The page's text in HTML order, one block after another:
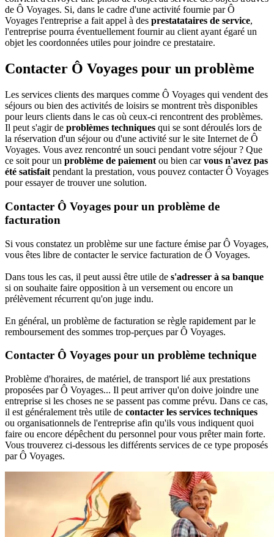
de Ô Voyages. Si, dans le cadre d'une activité fournie par Ô
Voyages l'entreprise a fait appel à des prestatataires de service,
l'entreprise pourra éventuellement fournir au client ayant égaré un
objet les coordonnées utiles pour joindre ce prestataire.
Contacter Ô Voyages pour un problème
Les services clients des marques comme Ô Voyages qui vendent des
séjours ou bien des activités de loisirs se montrent très disponibles
pour leurs clients dans le cas où ceux-ci rencontrent des problèmes.
Il peut s'agir de problèmes techniques qui se sont déroulés lors de
la réservation d'un séjour ou d'une activité sur le site Internet de Ô
Voyages. Vous avez rencontré un souci pendant votre séjour ? Que
ce soit pour un problème de paiement ou bien carvous n'avez pas
été satisfait pendant la prestation, vous pouvez contacter Ô Voyages
pour essayer de trouver une solution.
Contacter Ô Voyages pour un problème de
facturation
Si vous constatez un problème sur une facture émise par Ô Voyages,
vous êtes libre de contacter le service facturation de Ô Voyages.
Dans tous les cas, il peut aussi être utile de s'adresser à sa banque
si on souhaite faire opposition à un versement ou encore un
prélèvement récurrent qu'on juge indu.
En général, un problème de facturation se règle rapidement par le
remboursement des sommes trop-perçues par Ô Voyages.
Contacter Ô Voyages pour un problème technique
Problème d'horaires, de matériel, de transport lié aux prestations
proposées par Ô Voyages... Il peut arriver qu'on doive joindre une
entreprise si les choses ne se passent pas comme prévu. Dans ce cas,
il est généralement très utile de contacter les services techniques
ou organisationnels de l'entreprise afin qu'ils vous indiquent quoi
faire ou encore dépêchent du personnel pour vous prêter main forte.
Vous trouverez ci-dessous les différents services de ce type proposés
par Ô Voyages.